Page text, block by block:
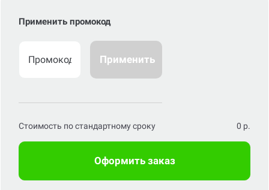
Применить промокод
Применить
Стоимость по стандартному сроку 0 р.
Оформить заказ